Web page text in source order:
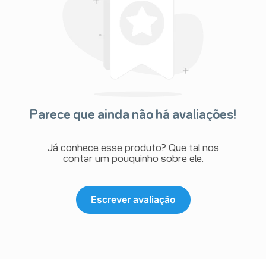
Parece que ainda não há avaliações!
Já conhece esse produto? Que tal nos
contar um pouquinho sobre ele.
Escrever avaliação